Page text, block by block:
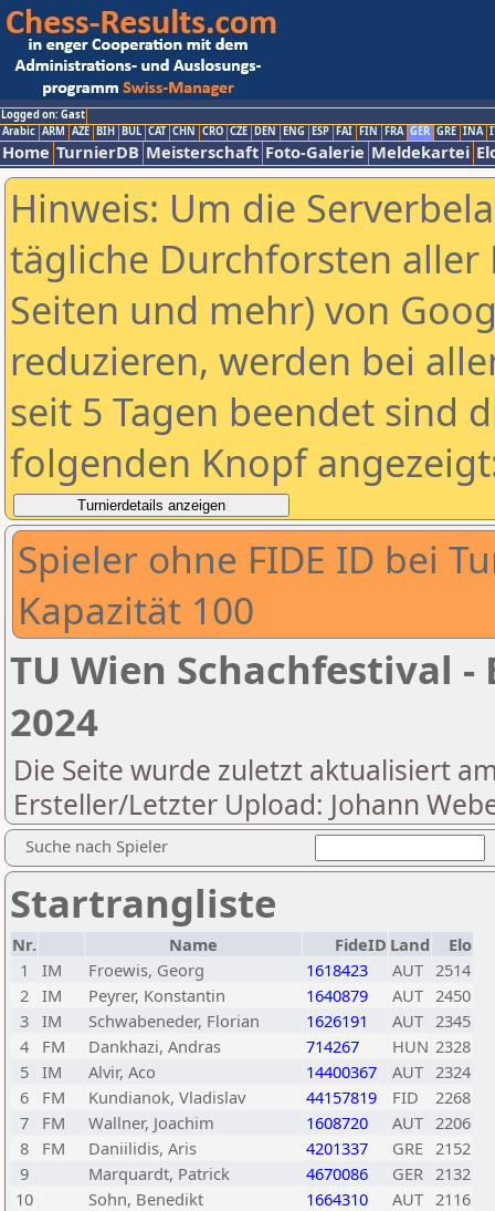
Logged on: Gast
Arabic ARM AZE BIH BUL CAT CHN CRO CZE DEN ENG ESP FAI FIN FRA GER GRE INA
Home TurnierDB Meisterschaft Foto-Galerie Meldekartei
Hinweis: Um die
tägliche Durchforsten aller
Seiten und mehr) von
reduzieren, werden bei
seit 5 Tagen beendet sind
folgenden Knopf
Spieler ohne FIDE ID bei
Kapazität 100
TU Wien Schachfestival
2024
Die Seite wurde zuletzt aktualisiert
Ersteller/Letzter Upload: Johann
Suche nach Spieler
Startrangliste
Nr. Name FideID Land
Elo
1
IM Froewis, Georg 1618423 AUT 2514
2 IM Peyrer, Konstantin 1640879 AUT 2450
3 IM Schwabeneder, Florian 1626191 AUT 2345
4
FM Dankhazi, Andras 714267 HUN 2328
5 IM Alvir, Aco 14400367 AUT 2324
6
FM Kundianok, Vladislav 44157819 FID
2268
7
FM Wallner, Joachim 1608720 AUT 2206
8
FM Daniilidis, Aris 4201337 GRE 2152
9
Marquardt, Patrick 4670086 GER 2132
10
Sohn, Benedikt 1664310 AUT 2116